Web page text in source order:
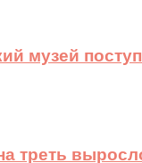
музей
треть